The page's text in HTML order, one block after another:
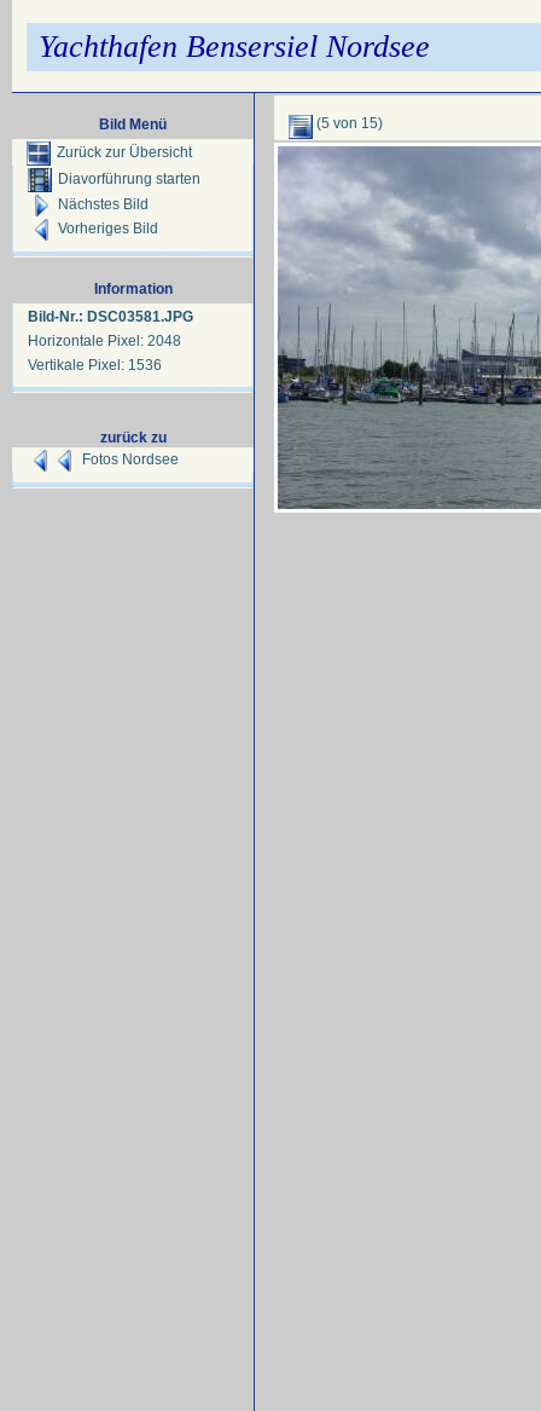
Yachthafen Bensersiel Nordsee
Bild Menü
Zurück zur Übersicht
Diavorführung starten
Nächstes Bild
Vorheriges Bild
Information
Bild-Nr.: DSC03581.JPG
Horizontale Pixel: 2048
Vertikale Pixel: 1536
zurück zu
Fotos Nordsee
(5 von 15)